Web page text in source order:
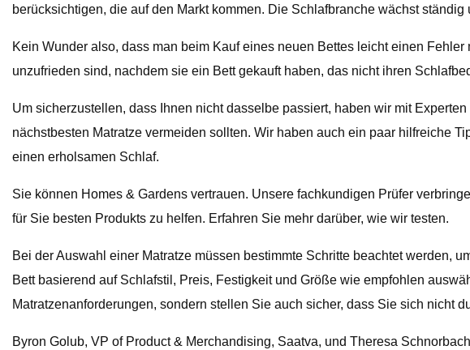
berücksichtigen, die auf den Markt kommen. Die Schlafbranche wächst
Kein Wunder also, dass man beim Kauf eines neuen Bettes leicht einen
unzufrieden sind, nachdem sie ein Bett gekauft haben, das nicht ihren
Um sicherzustellen, dass Ihnen nicht dasselbe passiert, haben wir mit
nächstbesten Matratze vermeiden sollten. Wir haben auch ein paar hilfreiche
einen erholsamen Schlaf.
Sie können Homes & Gardens vertrauen. Unsere fachkundigen Prüfer
für Sie besten Produkts zu helfen. Erfahren Sie mehr darüber, wie wir testen.
Bei der Auswahl einer Matratze müssen bestimmte Schritte beachtet werden,
Bett basierend auf Schlafstil, Preis, Festigkeit und Größe wie empfohlen
Matratzenanforderungen, sondern stellen Sie auch sicher, dass Sie sich nicht
Byron Golub, VP of Product & Merchandising, Saatva, und Theresa